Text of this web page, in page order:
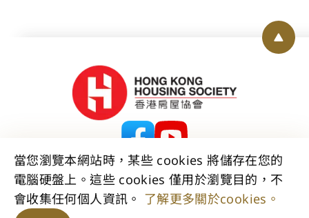
聯絡我們免責聲明版權公告私隱政策聲明
資料公開聲明 無障礙聲明網站地圖
當您瀏覽本網站時，某些 cookies 將儲存在您的
電腦硬盤上。這些 cookies 僅用於瀏覽目的，不
會收集任何個人資訊。 了解更多關於cookies。